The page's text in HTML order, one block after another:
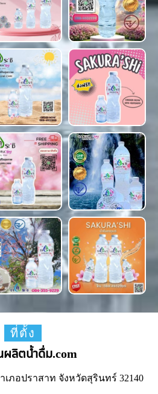
ที่ตั้ง
ผลิตน้ำดื่ม.com
เภอปราสาท จังหวัดสุรินทร์ 32140